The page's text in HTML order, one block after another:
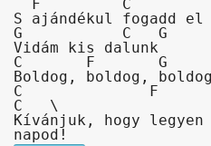
S ajándékul fogadd el
G           C   G
Vidám kis dalunk
C       F       G
Boldog, boldog,
C              F
C   \
Kívánjuk, hogy
napod!